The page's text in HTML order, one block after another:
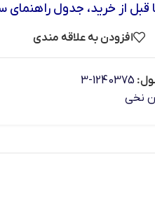
قبل از خرید، جدول راهنمای
افزودن به علاقه مندی
1240375-3
نخی